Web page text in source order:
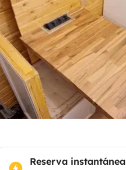
Reserva instantánea